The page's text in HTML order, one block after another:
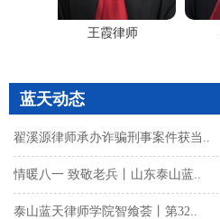
王霞律师
蓝天动态
翟溪源律师承办诈骗刑事案件获当..
情暖八一 致敬老兵丨山东泰山蓝..
泰山蓝天律师学院智飨荟丨第32..